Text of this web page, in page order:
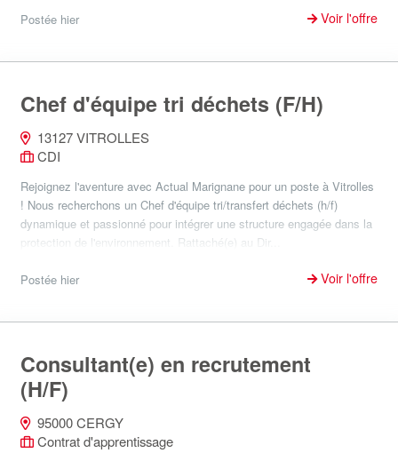
Postée hier Voir l'offre
Chef d'équipe tri déchets (F/H)
13127 VITROLLES
CDI
Rejoignez l'aventure avec Actual Marignane pour un poste à Vitrolles
! Nous recherchons un Chef d'équipe tri/transfert déchets (h/f)
dynamique et passionné pour intégrer une structure engagée dans la
protection de l'environnement. Rattaché(e) au Dir...
Postée hier Voir l'offre
Consultant(e) en recrutement
(H/F)
95000 CERGY
Contrat d'apprentissage